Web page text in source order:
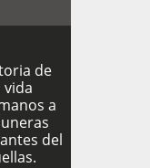
de
vida
a
del